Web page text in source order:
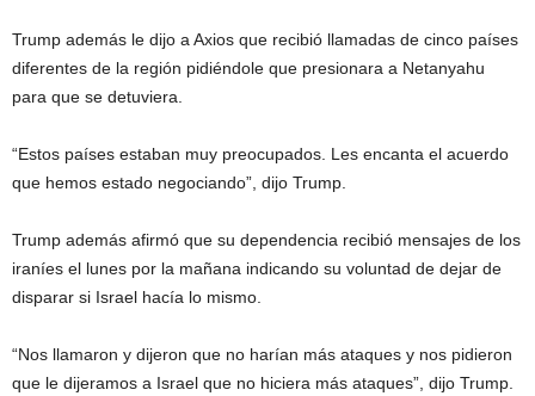
Trump además le dijo a Axios que recibió llamadas de cinco países
diferentes de la región pidiéndole que presionara a Netanyahu
para que se detuviera.
“Estos países estaban muy preocupados. Les encanta el acuerdo
que hemos estado negociando”, dijo Trump.
Trump además afirmó que su dependencia recibió mensajes de los
iraníes el lunes por la mañana indicando su voluntad de dejar de
disparar si Israel hacía lo mismo.
“Nos llamaron y dijeron que no harían más ataques y nos pidieron
que le dijeramos a Israel que no hiciera más ataques”, dijo Trump.